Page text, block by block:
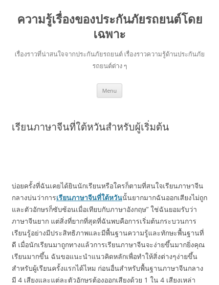
ความรู้เรื่องของประกันภัยรถยนต์โดย
เฉพาะ
เรื่องราวที่น่าสนใจจากประกันภัยรถยนต์ เรื่องราวความรู้ด้านประกันภัย
รถยนต์ต่าง ๆ
Menu
เรียนภาษาจีนที่ใต้หวันสำหรับผู้เริ่มต้น
บ่อยครั้งที่ฉันเคยได้ยินนักเรียนหรือใครก็ตามที่สนใจเรียนภาษาจีน
กลางบ่นว่าการเรียนภาษาจีนที่ใต้หวันนั้นยากมากฉันออกเสียงไม่ถูก
และตัวอักษรก็ซับซ้อนเมื่อเทียบกับภาษาอังกฤษ” ใช่ฉันยอมรับว่า
ภาษาจีนยาก แต่สิ่งที่ยากที่สุดที่ฉันพบคือการเริ่มต้นกระบวนการ
เรียนรู้อย่างมีประสิทธิภาพและมีพื้นฐานความรู้และทักษะพื้นฐานที่
ดี เมื่อนักเรียนมาถูกทางแล้วการเรียนภาษาจีนจะง่ายขึ้นมากยิ่งคุณ
เรียนมากขึ้น ฉันขอแนะนำแนวคิดหลักเพื่อทำให้สิ่งต่างๆง่ายขึ้น
สำหรับผู้เรียนครั้งแรกได้ไหม ก่อนอื่นสำหรับพื้นฐานภาษาจีนกลาง
มี 4 เสียงและแต่ละตัวอักษรต้องออกเสียงด้วย 1 ใน 4 เสียงเหล่า